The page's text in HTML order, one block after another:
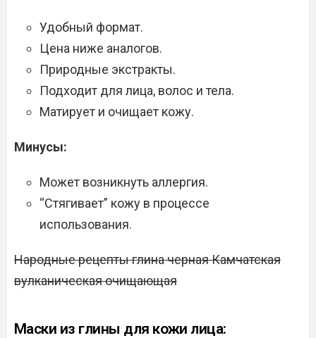
Удобный формат.
Цена ниже аналогов.
Природные экстракты.
Подходит для лица, волос и тела.
Матирует и очищает кожу.
Минусы:
Может возникнуть аллергия.
“Стягивает” кожу в процессе
использования.
Народные рецепты глина черная Камчатская
вулканическая очищающая
Маски из глины для кожи лица: